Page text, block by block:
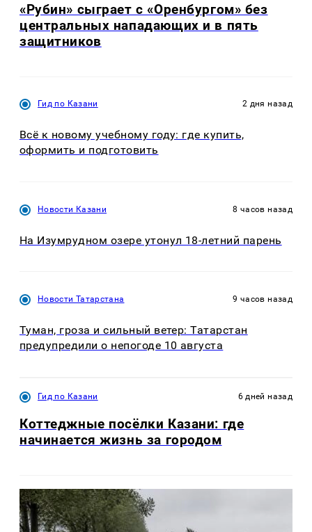
«Рубин» сыграет с «Оренбургом» без
центральных нападающих и в пять
защитников
Гид по Казани 2 дня назад
Всё к новому учебному году: где купить,
оформить и подготовить
Новости Казани 8 часов назад
На Изумрудном озере утонул 18-летний парень
Новости Татарстана 9 часов назад
Туман, гроза и сильный ветер: Татарстан
предупредили о непогоде 10 августа
Гид по Казани 6 дней назад
Коттеджные посёлки Казани: где
начинается жизнь за городом